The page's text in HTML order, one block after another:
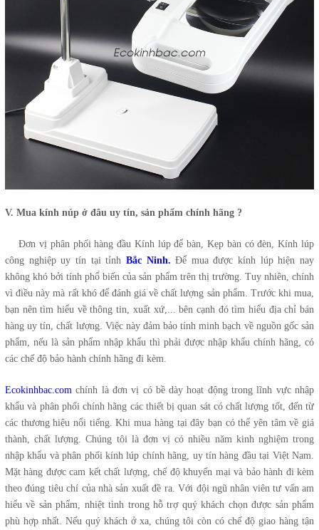
V. Mua kính núp ở đâu uy tín, sản phẩm chính hãng ?
Đơn vị phân phối hàng đầu Kính lúp để bàn, Kẹp bàn có đèn, Kính lúp
công nghiệp uy tín tại tỉnh Bắc Ninh. Để mua được kính lúp hiện nay
không khó bởi tính phổ biến của sản phẩm trên thị trường. Tuy nhiên, chính
vì điều này mà rất khó để đánh giá về chất lượng sản phẩm. Trước khi mua,
bạn nên tìm hiểu về thông tin, xuất xứ,... bên cạnh đó tìm hiểu địa chỉ bán
hàng uy tín, chất lượng. Việc này đảm bảo tính minh bạch về nguồn gốc sản
phẩm, nếu là sản phẩm nhập khẩu thì phải được nhập khẩu chính hãng, có
các chế độ bảo hành chính hãng đi kèm.
Ecokinhbac.com chính là đơn vị có bề dày hoạt động trong lĩnh vực nhập
khẩu và phân phối chính hãng các thiết bị quan sát có chất lượng tốt, đến từ
các thương hiệu nổi tiếng. Khi mua hàng tại đây bạn có thể yên tâm về giá
thành, chất lượng. Chúng tôi là đơn vị có nhiều năm kinh nghiệm trong
nhập khẩu và phân phối kính lúp chính hãng, uy tín hàng đầu tại Việt Nam.
Mặt hàng được cam kết chất lượng, chế độ khuyến mại và bảo hành đi kèm
theo đúng tiêu chí của nhà sản xuất đề ra. Với đội ngũ nhân viên tư vấn am
hiểu về sản phẩm, nhiệt tình trong hỗ trợ quý khách chọn được sản phẩm
phù hợp nhất. Nếu quý khách ở xa, chúng tôi còn có chế độ giao hàng tận